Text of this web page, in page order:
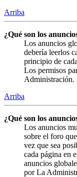
Arriba
¿Qué son los
Los anuncios
debería leerlos
principio de
Los permisos
Administración.
Arriba
¿Qué son los
Los anuncios
sobre el foro
vez que sea
cada página en
anuncios
por La